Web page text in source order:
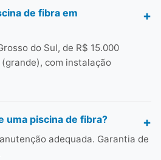
de fibra em
do Sul, de R$ 15.000
com instalação
uma piscina de fibra?
adequada. Garantia de